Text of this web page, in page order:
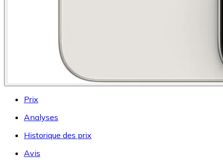
Prix
Analyses
Historique des prix
Avis